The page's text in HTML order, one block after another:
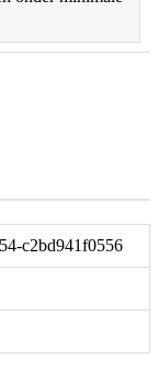
c2bd941f0556